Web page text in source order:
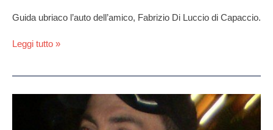
Guida ubriaco l’auto dell’amico, Fabrizio Di Luccio di Capaccio.
Leggi tutto »